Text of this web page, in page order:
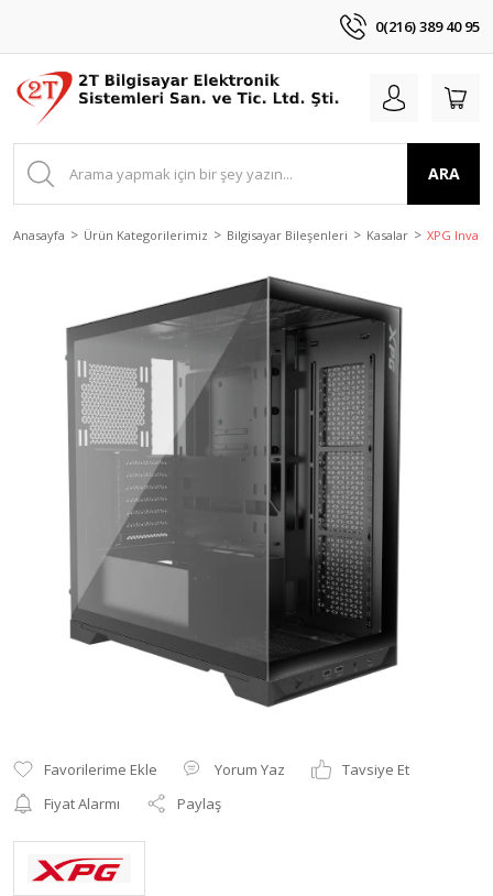
0(216) 389 40 95
ARA
Anasayfa Ürün Kategorilerimiz Bilgisayar Bileşenleri Kasalar XPG
Yorum Yaz
Tavsiye Et
Fiyat Alarmı
Paylaş